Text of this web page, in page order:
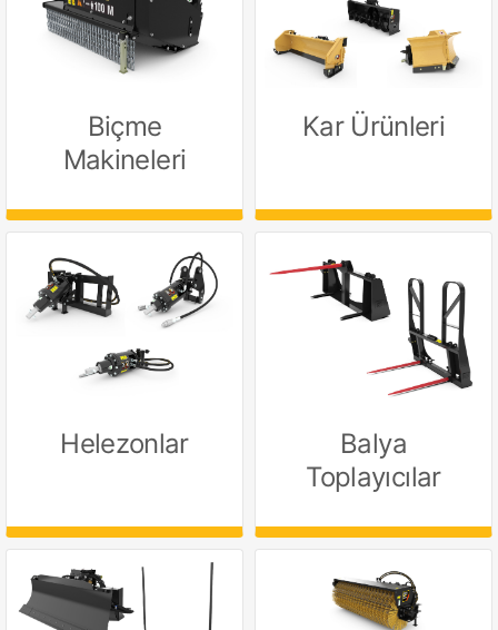
Biçme
Makineleri
Kar Ürünleri
Helezonlar
Balya
Toplayıcılar